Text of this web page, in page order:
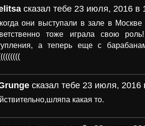
сказал тебе 23 июля, 2016 в
они выступали в зале в Москве
тоже играла свою
а теперь еще с
сказал тебе 23 июля, 2016
какая то.